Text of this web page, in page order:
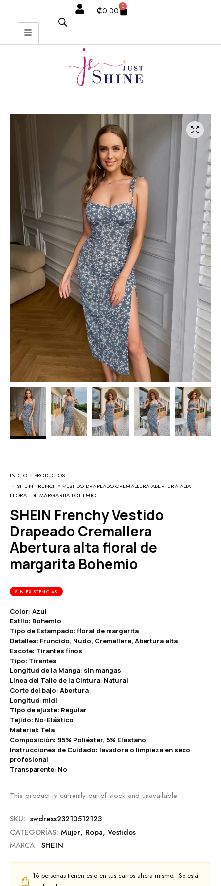
₡0.00 0
INICIO
PRODUCTOS
SHEIN FRENCHY VESTIDO DRAPEADO CREMALLERA ABERTURA ALTA
FLORAL DE MARGARITA BOHEMIO
SHEIN Frenchy Vestido
Drapeado Cremallera
Abertura alta floral de
margarita Bohemio
SIN EXISTENCIAS
Color: Azul
Estilo: Bohemio
Tipo de Estampado: floral de margarita
Detalles: Fruncido, Nudo, Cremallera, Abertura alta
Escote: Tirantes finos
Tipo: Tirantes
Longitud de la Manga: sin mangas
Línea del Talle de la Cintura: Natural
Corte del bajo: Abertura
Longitud: midi
Tipo de ajuste: Regular
Tejido: No-Elástico
Material: Tela
Composición: 95% Poliéster, 5% Elastano
Instrucciones de Cuidado: lavadora o limpieza en seco
profesional
Transparente: No
This product is currently out of stock and unavailable.
SKU: swdress23210512123
CATEGORÍAS: Mujer, Ropa, Vestidos
MARCA: SHEIN
16 personas tienen esto en sus carros ahora mismo. ¡Se está